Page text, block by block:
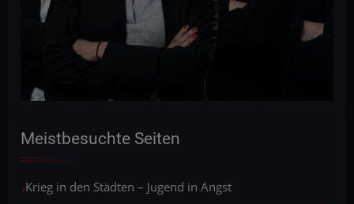
Meistbesuchte Seiten
Krieg in den Städten – Jugend in Angst